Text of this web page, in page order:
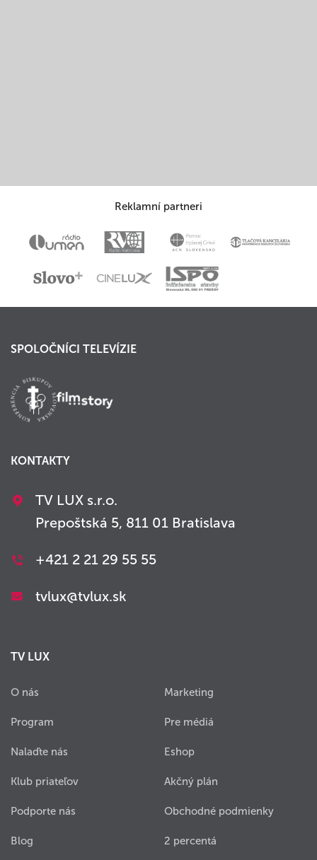
Reklamní partneri
SPOLOČNÍCI TELEVÍZIE
KONTAKTY
TV LUX s.r.o.
Prepoštská 5, 811 01 Bratislava
+421 2 21 29 55 55
tvlux@tvlux.sk
TV LUX
O nás
Program
Nalaďte nás
Klub priateľov
Podporte nás
Blog
Marketing
Pre médiá
Eshop
Akčný plán
Obchodné podmienky
2 percentá